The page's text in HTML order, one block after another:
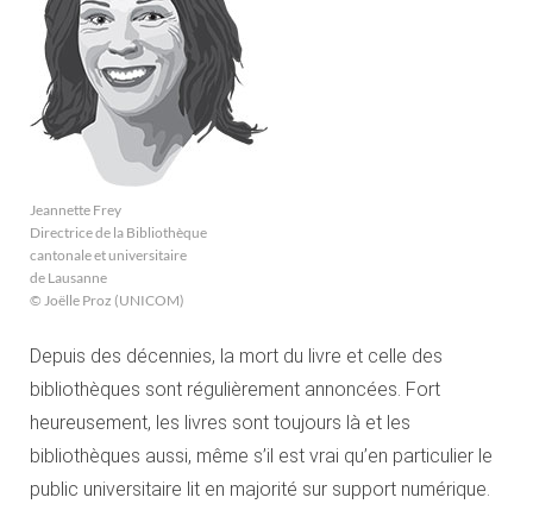
Jeannette Frey
Directrice de la Bibliothèque
cantonale et universitaire
de Lausanne
© Joëlle Proz (UNICOM)
Depuis des décennies, la mort du livre et celle des
bibliothèques sont régulièrement annoncées. Fort
heureusement, les livres sont toujours là et les
bibliothèques aussi, même s’il est vrai qu’en particulier le
public universitaire lit en majorité sur support numérique.